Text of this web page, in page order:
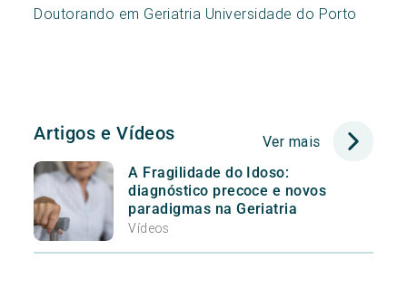
Doutorando em Geriatria Universidade do Porto
Artigos e Vídeos Ver mais
A Fragilidade do Idoso:
diagnóstico precoce e novos
paradigmas na Geriatria
Vídeos